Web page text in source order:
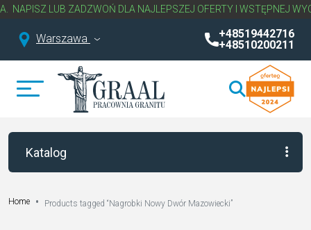
LUB ZADZWOŃ DLA NAJLEPSZEJ OFERTY I WSTĘPNEJ WYCENY
Warszawa
+48519442716
+48510200211
Katalog
Home Products tagged “Nagrobki Nowy Dwór Mazowiecki”